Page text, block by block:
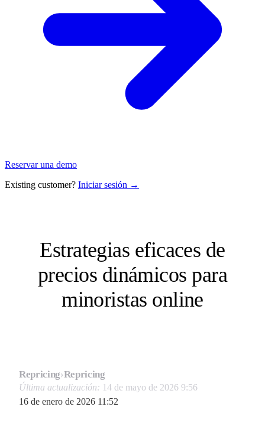
Reservar una demo
Existing customer? Iniciar sesión →
Estrategias eficaces de
precios dinámicos para
minoristas online
Repricing›Repricing
Última actualización: 14 de mayo de 2026 9:56
16 de enero de 2026 11:52